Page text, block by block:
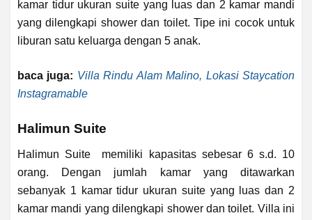
kamar tidur ukuran suite yang luas dan 2 kamar mandi
yang dilengkapi shower dan toilet. Tipe ini cocok untuk
liburan satu keluarga dengan 5 anak.
baca juga: Villa Rindu Alam Malino, Lokasi Staycation
Instagramable
Halimun Suite
Halimun Suite memiliki kapasitas sebesar 6 s.d. 10
orang. Dengan jumlah kamar yang ditawarkan
sebanyak 1 kamar tidur ukuran suite yang luas dan 2
kamar mandi yang dilengkapi shower dan toilet. Villa ini